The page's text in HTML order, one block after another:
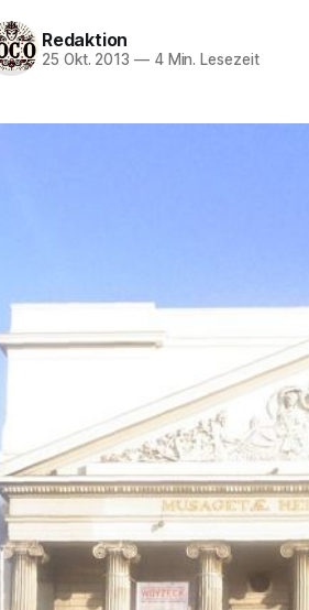
Redaktion
25 Okt. 2013 —4 Min. Lesezeit